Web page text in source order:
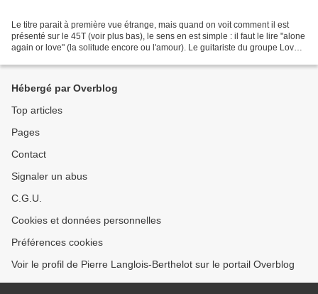
Le titre parait à première vue étrange, mais quand on voit comment il est
présenté sur le 45T (voir plus bas), le sens en est simple : il faut le lire "alone
again or love" (la solitude encore ou l'amour). Le guitariste du groupe Love,
Hébergé par Overblog
Top articles
Pages
Contact
Signaler un abus
C.G.U.
Cookies et données personnelles
Préférences cookies
Voir le profil de Pierre Langlois-Berthelot sur le portail Overblog